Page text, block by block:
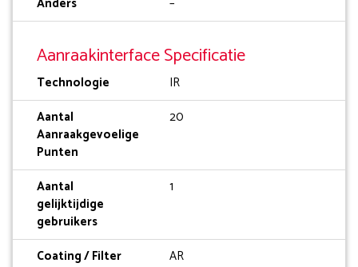
Aanraakinterface Specificatie
Technologie
IR
Aantal
Aanraakgevoelige
Punten
20
Aantal
gelijktijdige
gebruikers
1
Coating / Filter
AR